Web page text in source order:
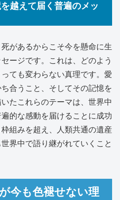
越えて届く普遍のメッ
があるからこそ今を懸命に生
ージです。これは、どのよう
ても変わらない真理です。愛
合うこと、そしてその記憶を
たこれらのテーマは、世界中
的な感動を届けることに成功
組みを超え、人類共通の遺産
界中で語り継がれていくこと
今も色褪せない理